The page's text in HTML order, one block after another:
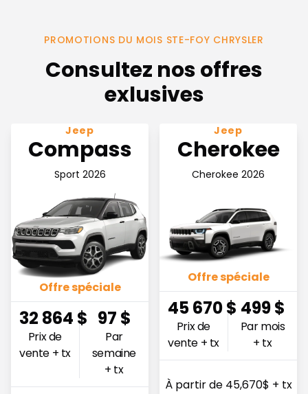
PROMOTIONS DU MOIS STE-FOY CHRYSLER
Consultez nos offres
exlusives
Voir l'offre 32 864$ Prix de vente + tx
Jeep
Compass
Sport 2026
Offre spéciale
32 864 $
Prix de
vente + tx
97 $
Par
semaine
+ tx
Voir l'offre 45,670$ Prix de
Jeep
Cherokee
Cherokee 2026
Offre spéciale
45 670$
Prix de
vente + tx
499$
Par mois
+ tx
À partir de 45,670$ + tx